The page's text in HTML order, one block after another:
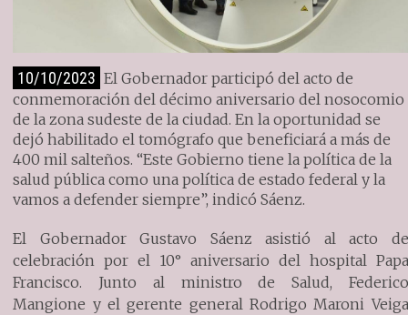
10/10/2023 El Gobernador participó del acto de
conmemoración del décimo aniversario del nosocomio
de la zona sudeste de la ciudad. En la oportunidad se
dejó habilitado el tomógrafo que beneficiará a más de
400 mil salteños. “Este Gobierno tiene la política de la
salud pública como una política de estado federal y la
vamos a defender siempre”, indicó Sáenz.
El Gobernador Gustavo Sáenz asistió al acto de
celebración por el 10° aniversario del hospital Papa
Francisco. Junto al ministro de Salud, Federico
Mangione y el gerente general Rodrigo Maroni Veiga